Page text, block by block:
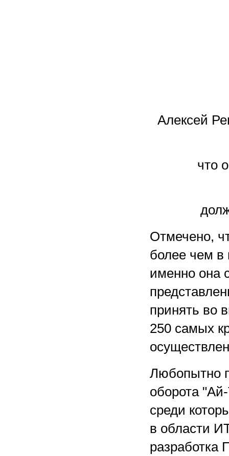
Алексей
что
Отмечено,
более чем в
именно она
принять во
250 самых
Любопытно
оборота
среди
в области
разработка